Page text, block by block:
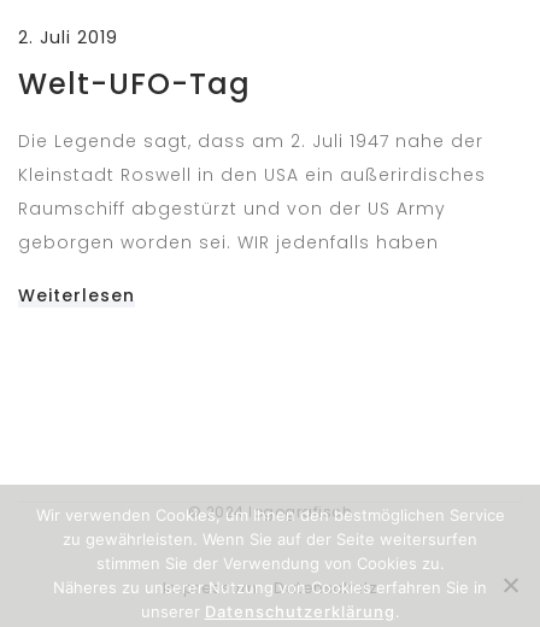
2. Juli 2019
Welt-UFO-Tag
Die Legende sagt, dass am 2. Juli 1947 nahe der
Kleinstadt Roswell in den USA ein außerirdisches
Raumschiff abgestürzt und von der US Army
geborgen worden sei. WIR jedenfalls haben
Weiterlesen
© 2024 logografisch
Impressum Datenschutz
Wir verwenden Cookies, um Ihnen den bestmöglichen Service
zu gewährleisten. Wenn Sie auf der Seite weitersurfen
stimmen Sie der Verwendung von Cookies zu.
Näheres zu unserer Nutzung von Cookies erfahren Sie in
unserer Datenschutzerklärung